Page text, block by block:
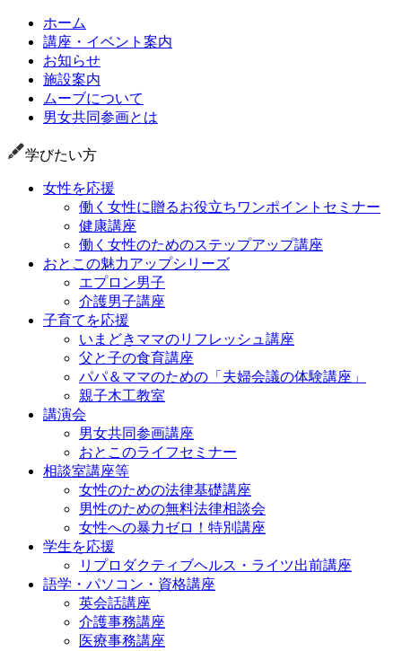
ホーム
講座・イベント案内
お知らせ
施設案内
ムーブについて
男女共同参画とは
学びたい方
女性を応援
働く女性に贈るお役立ちワンポイントセミナー
健康講座
働く女性のためのステップアップ講座
おとこの魅力アップシリーズ
エプロン男子
介護男子講座
子育てを応援
いまどきママのリフレッシュ講座
父と子の食育講座
パパ＆ママのための「夫婦会議の体験講座」
親子木工教室
講演会
男女共同参画講座
おとこのライフセミナー
相談室講座等
女性のための法律基礎講座
男性のための無料法律相談会
女性への暴力ゼロ！特別講座
学生を応援
リプロダクティブヘルス・ライツ出前講座
語学・パソコン・資格講座
英会話講座
介護事務講座
医療事務講座